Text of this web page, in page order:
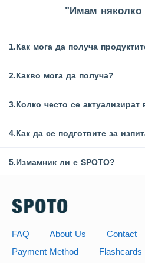
"Имам няколко
1.Как мога да получа
2.Какво мога да получа?
3.Колко често се актуализират
4.Как да се подготвите за
5.Измамник ли е SPOTO?
FAQ About Us Contact
Payment Method
Flashcards